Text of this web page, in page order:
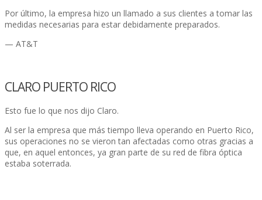
Por último, la empresa hizo un llamado a sus clientes a tomar las
medidas necesarias para estar debidamente preparados.
— AT&T
CLARO PUERTO RICO
Esto fue lo que nos dijo Claro.
Al ser la empresa que más tiempo lleva operando en Puerto Rico,
sus operaciones no se vieron tan afectadas como otras gracias a
que, en aquel entonces, ya gran parte de su red de fibra óptica
estaba soterrada.